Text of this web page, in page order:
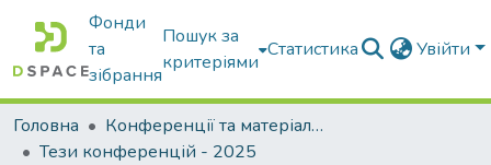
Фонди
та
зібрання
Пошук за
критеріями
Статистика Увійти
Головна
Конференції та матеріали конференцій
Тези конференцій - 2025